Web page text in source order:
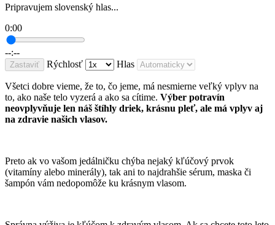
Pripravujem slovenský hlas...
0:00
--:--
Zastaviť Rýchlosť Hlas
Všetci dobre vieme, že to, čo jeme, má nesmierne veľký vplyv na
to, ako naše telo vyzerá a ako sa cítime. Výber potravín
neovplyvňuje len náš štíhly driek, krásnu pleť, ale má vplyv aj
na zdravie našich vlasov.
Preto ak vo vašom jedálničku chýba nejaký kľúčový prvok
(vitamíny alebo minerály), tak ani to najdrahšie sérum, maska či
šampón vám nedopomôže ku krásnym vlasom.